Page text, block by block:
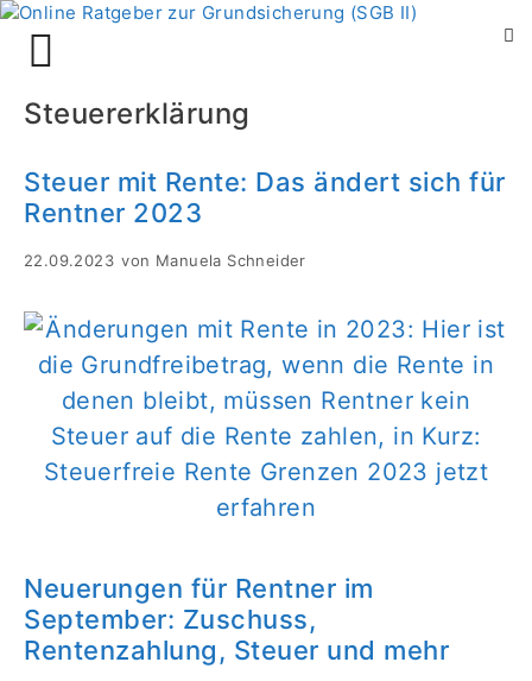
Zum
Steuererklärung
Steuer mit Rente: Das ändert sich für
Rentner 2023
22.09.2023 von Manuela Schneider
Neuerungen für Rentner im
September: Zuschuss,
Rentenzahlung, Steuer und mehr